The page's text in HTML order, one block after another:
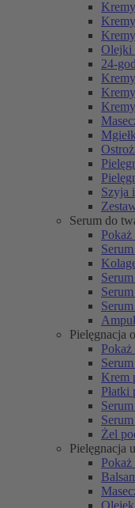
Olejki
24-
Szyja
Serum do
Pielęgnacja
Krem
Płatki
Żel
Pielęgnacja